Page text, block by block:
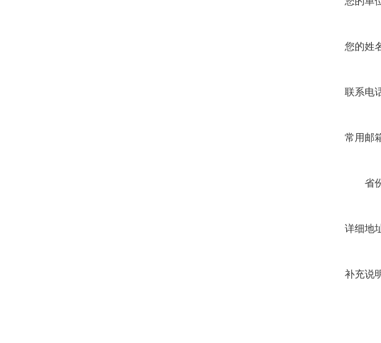
您的姓
联系电
常用邮
省
详细地
补充说